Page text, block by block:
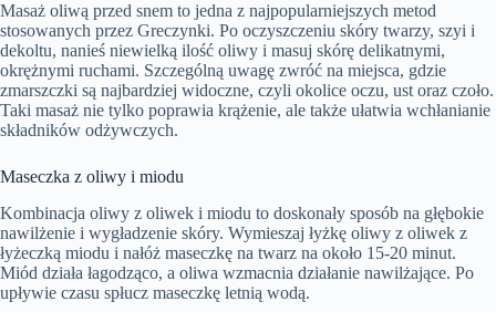
Masaż oliwą przed snem to jedna z najpopularniejszych metod
stosowanych przez Greczynki. Po oczyszczeniu skóry twarzy, szyi i
dekoltu, nanieś niewielką ilość oliwy i masuj skórę delikatnymi,
okrężnymi ruchami. Szczególną uwagę zwróć na miejsca, gdzie
zmarszczki są najbardziej widoczne, czyli okolice oczu, ust oraz czoło.
Taki masaż nie tylko poprawia krążenie, ale także ułatwia wchłanianie
składników odżywczych.
Maseczka z oliwy i miodu
Kombinacja oliwy z oliwek i miodu to doskonały sposób na głębokie
nawilżenie i wygładzenie skóry. Wymieszaj łyżkę oliwy z oliwek z
łyżeczką miodu i nałóż maseczkę na twarz na około 15-20 minut.
Miód działa łagodząco, a oliwa wzmacnia działanie nawilżające. Po
upływie czasu spłucz maseczkę letnią wodą.